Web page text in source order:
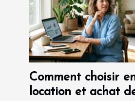
Comment choisir
location et achat